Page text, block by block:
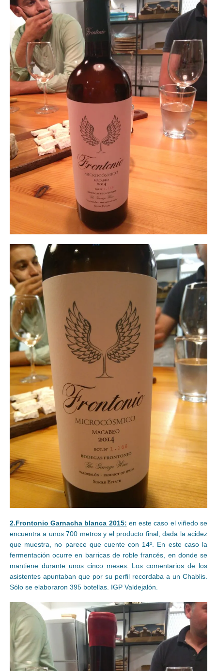
2.Frontonio Garnacha blanca 2015: en este caso el viñedo se
encuentra a unos 700 metros y el producto final, dada la acidez
que muestra, no parece que cuente con 14º. En este caso la
fermentación ocurre en barricas de roble francés, en donde se
mantiene durante unos cinco meses. Los comentarios de los
asistentes apuntaban que por su perfil recordaba a un Chablis.
Sólo se elaboraron 395 botellas. IGP Valdejalón.